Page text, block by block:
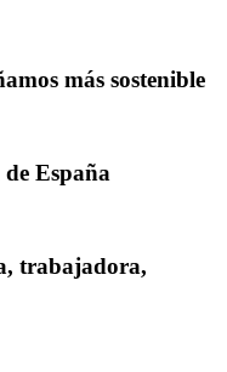
más sostenible
España
trabajadora,